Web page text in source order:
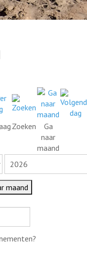
Zoeken
Ga
naar
maand
maand